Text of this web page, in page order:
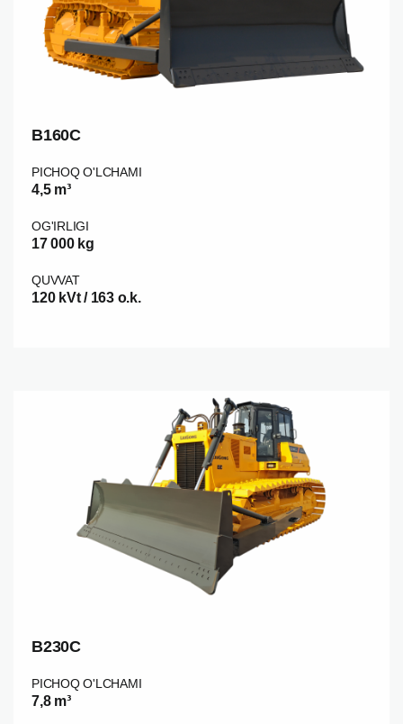
B160C
PICHOQ O'LCHAMI
4,5 m³
OG'IRLIGI
17 000 kg
QUVVAT
120 kVt / 163 o.k.
B230C
PICHOQ O'LCHAMI
7,8 m³